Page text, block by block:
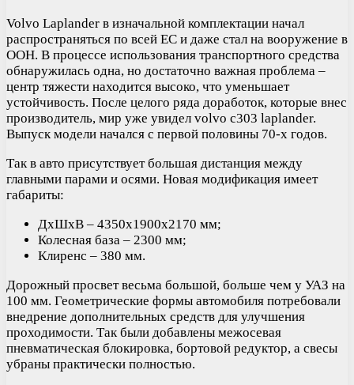
Volvo Laplander в изначальной комплектации начал
распространяться по всей ЕС и даже стал на вооружение в
ООН. В процессе использования транспортного средства
обнаружилась одна, но достаточно важная проблема –
центр тяжести находится высоко, что уменьшает
устойчивость. После целого ряда доработок, которые внес
производитель, мир уже увидел volvo c303 laplander.
Выпуск модели начался с первой половины 70-х годов.
Так в авто присутствует большая дистанция между
главными парами и осями. Новая модификация имеет
габариты:
ДхШхВ – 4350х1900х2170 мм;
Колесная база – 2300 мм;
Клиренс – 380 мм.
Дорожный просвет весьма большой, больше чем у УАЗ на
100 мм. Геометрические формы автомобиля потребовали
внедрение дополнительных средств для улучшения
проходимости. Так были добавлены межосевая
пневматическая блокировка, бортовой редуктор, а свесы
убраны практически полностью.